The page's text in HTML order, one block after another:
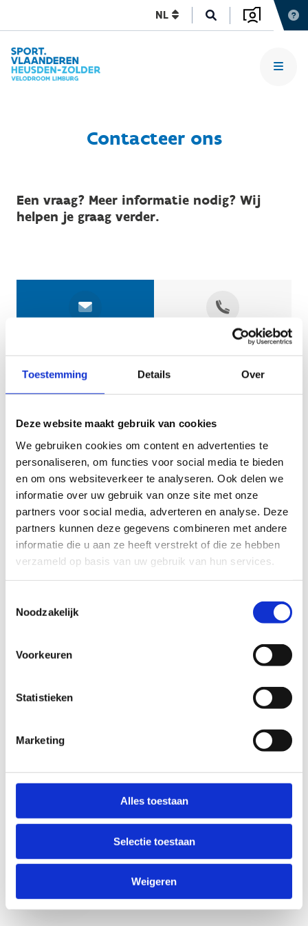
Toestemming Details Over
Deze website maakt gebruik van cookies
We gebruiken cookies om content en advertenties te
personaliseren, om functies voor social media te bieden
en om ons websiteverkeer te analyseren. Ook delen we
informatie over uw gebruik van onze site met onze
partners voor social media, adverteren en analyse. Deze
partners kunnen deze gegevens combineren met andere
informatie die u aan ze heeft verstrekt of die ze hebben
verzameld op basis van uw gebruik van hun services.
Noodzakelijk
Voorkeuren
Statistieken
Marketing
Alles toestaan
Selectie toestaan
Weigeren
NL
Contacteer ons
Een vraag? Meer informatie nodig? Wij
helpen je graag verder.
Geef aan tot welk domein jouw vraag behoort
KIES EEN DOMEIN
Jouw vraag
Anti-Robot Verification
Click to start verification
Verzend